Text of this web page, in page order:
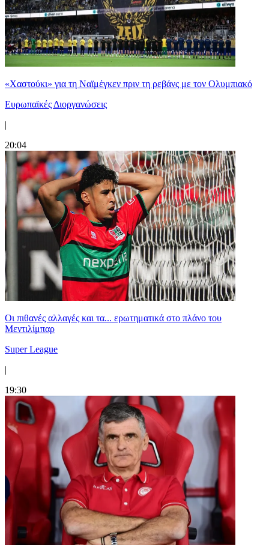
«Χαστούκι» για τη Ναϊμέγκεν πριν τη ρεβάνς με τον Ολυμπιακό
Ευρωπαϊκές Διοργανώσεις
|
20:04
Οι πιθανές αλλαγές και τα... ερωτηματικά στο πλάνο του
Μεντιλίμπαρ
Super League
|
19:30